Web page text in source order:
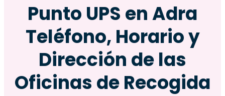
Punto UPS en Adra
Teléfono, Horario y
Dirección de las
Oficinas de Recogida